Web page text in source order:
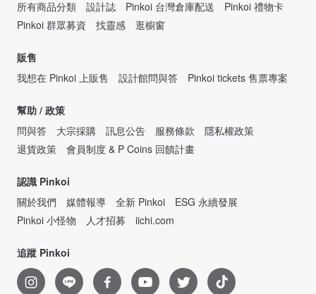
所有商品分類
設計誌 Pinkoi 台灣倉庫配送
Pinkoi 禮物卡
Pinkoi 群眾募資
找靈感 逛櫥窗
販售
我想在 Pinkoi 上販售
設計館問與答 Pinkoi tickets 售票專案
幫助 / 政策
問與答
大宗採購 訊息公告 服務條款
隱私權政策
退貨政策
會員制度 & P Coins 回饋計畫
認識 Pinkoi
關於我們
媒體報導 全新 Pinkoi
ESG 永續發展
Pinkoi 小怪物
人才招募 iichi.com
追蹤 Pinkoi